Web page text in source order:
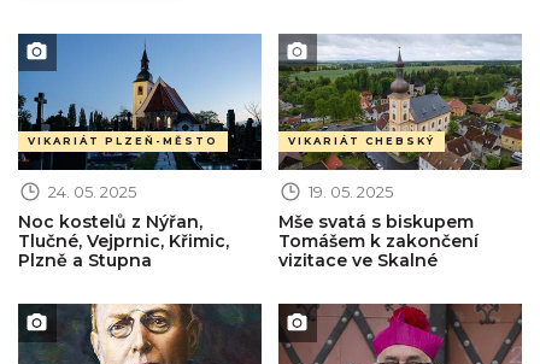
Obrázek novinky
VIKARIÁT PLZEŇ-MĚSTO
24. 05. 2025
Noc kostelů z Nýřan,
Tlučné, Vejprnic, Křimic,
Plzně a Stupna
Obrázek novinky
VIKARIÁT CHEBSKÝ
19. 05. 2025
Mše svatá s biskupem
Tomášem k zakončení
vizitace ve Skalné
Obrázek novinky Obrázek novinky